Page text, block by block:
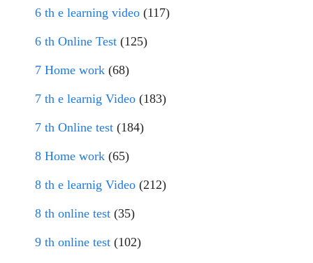
6 th e learning video (117)
6 th Online Test (125)
7 Home work (68)
7 th e learnig Video (183)
7 th Online test (184)
8 Home work (65)
8 th e learnig Video (212)
8 th online test (35)
9 th online test (102)